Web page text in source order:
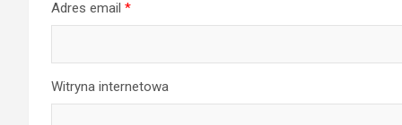
Adres email *
Witryna internetowa